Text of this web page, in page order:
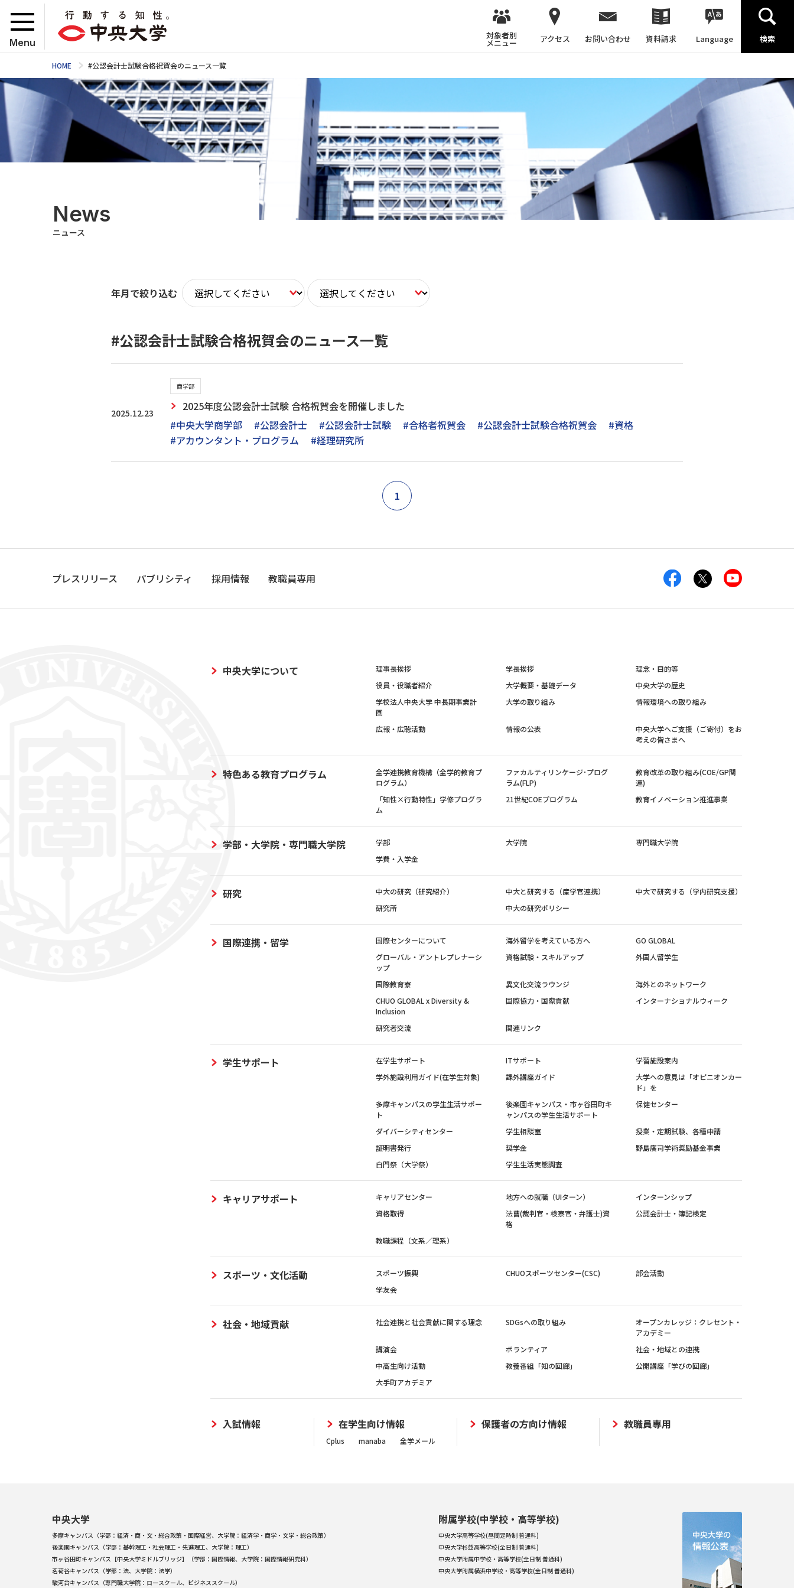
Menu
対象者別
メニュー アクセス お問い合わせ 資料請求 Language 検索
HOME #公認会計士試験合格祝賀会のニュース一覧
News
ニュース
年月で絞り込む
#公認会計士試験合格祝賀会のニュース一覧
2025.12.23
商学部
2025年度公認会計士試験 合格祝賀会を開催しました
#中央大学商学部
#公認会計士 #公認会計士試験 #合格者祝賀会 #公認会計士試験合格祝賀会
#資格
#アカウンタント・プログラム
#経理研究所
1
プレスリリース パブリシティ 採用情報 教職員専用
中央大学について 理事長挨拶 学長挨拶
理念・目的等
役員・役職者紹介
大学概要・基礎データ
中央大学の歴史
学校法人中央大学 中長期事業計
画
大学の取り組み 情報環境への取り組み
広報・広聴活動 情報の公表
中央大学へご支援（ご寄付）をお
考えの皆さまへ
特色ある教育プログラム
全学連携教育機構（全学的教育プ
ログラム）
ファカルティリンケージ･プログ
ラム(FLP)
教育改革の取り組み(COE/GP関
連)
「知性×行動特性」学修プログラ
ム
21世紀COEプログラム 教育イノベーション推進事業
学部・大学院・専門職大学院 学部 大学院
専門職大学院
学費・入学金
研究 中大の研究（研究紹介） 中大と研究する（産学官連携）
中大で研究する（学内研究支援）
研究所
中大の研究ポリシー
国際連携・留学 国際センターについて 海外留学を考えている方へ
GO GLOBAL
グローバル・アントレプレナーシ
ップ
資格試験・スキルアップ 外国人留学生
国際教育寮 異文化交流ラウンジ
海外とのネットワーク
CHUO GLOBAL x Diversity &
Inclusion
国際協力・国際貢献 インターナショナルウィーク
研究者交流 関連リンク
学生サポート 在学生サポート ITサポート
学習施設案内
学外施設利用ガイド(在学生対象)
課外講座ガイド
大学への意見は「オピニオンカー
ド」を
多摩キャンパスの学生生活サポー
ト
後楽園キャンパス・市ヶ谷田町キ
ャンパスの学生生活サポート
保健センター
ダイバーシティセンター 学生相談室
授業・定期試験、各種申請
証明書発行
奨学金
野島廣司学術奨励基金事業
白門祭（大学祭）
学生生活実態調査
キャリアサポート キャリアセンター 地方への就職（UIターン）
インターンシップ
資格取得
法曹(裁判官・検察官・弁護士)資
格
公認会計士・簿記検定
教職課程（文系／理系）
スポーツ・文化活動 スポーツ振興 CHUOスポーツセンター(CSC)
部会活動
学友会
社会・地域貢献 社会連携と社会貢献に関する理念 SDGsへの取り組み
オープンカレッジ：クレセント・
アカデミー
講演会
ボランティア
社会・地域との連携
中高生向け活動
教養番組「知の回廊」
公開講座「学びの回廊」
大手町アカデミア
入試情報 在学生向け情報
Cplus manaba 全学メール
保護者の方向け情報 教職員専用
中央大学
多摩キャンパス（学部：経済・商・文・総合政策・国際経営、大学院：経済学・商学・文学・総合政策）
後楽園キャンパス（学部：基幹理工・社会理工・先進理工、大学院：理工）
市ヶ谷田町キャンパス【中央大学ミドルブリッジ】（学部：国際情報、大学院：国際情報研究科）
茗荷谷キャンパス（学部：法、大学院：法学）
駿河台キャンパス（専門職大学院：ロースクール、ビジネススクール）
附属学校(中学校・高等学校)
中央大学高等学校(昼間定時制 普通科)
中央大学杉並高等学校(全日制 普通科)
中央大学附属中学校・高等学校(全日制 普通科)
中央大学附属横浜中学校・高等学校(全日制 普通科)